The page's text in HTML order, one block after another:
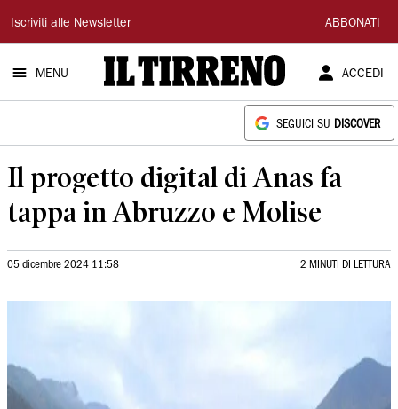
Il
Tirreno
Iscriviti alle Newsletter ABBONATI
MENU ACCEDI
SEGUICI SU DISCOVER
Il progetto digital di Anas fa
tappa in Abruzzo e Molise
05 dicembre 2024 11:58 2 MINUTI DI LETTURA